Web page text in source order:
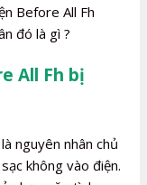
Before All Fh
đó là gì ?
All Fh bị
nguyên nhân chủ
sạc không vào điện.